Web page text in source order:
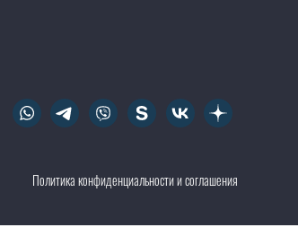
Политика конфиденциальности и соглашения